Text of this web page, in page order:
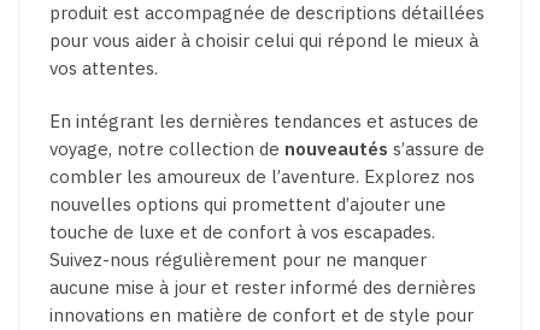
produit est accompagnée de descriptions détaillées
pour vous aider à choisir celui qui répond le mieux à
vos attentes.
En intégrant les dernières tendances et astuces de
voyage, notre collection de nouveautés s’assure de
combler les amoureux de l’aventure. Explorez nos
nouvelles options qui promettent d’ajouter une
touche de luxe et de confort à vos escapades.
Suivez-nous régulièrement pour ne manquer
aucune mise à jour et rester informé des dernières
innovations en matière de confort et de style pour